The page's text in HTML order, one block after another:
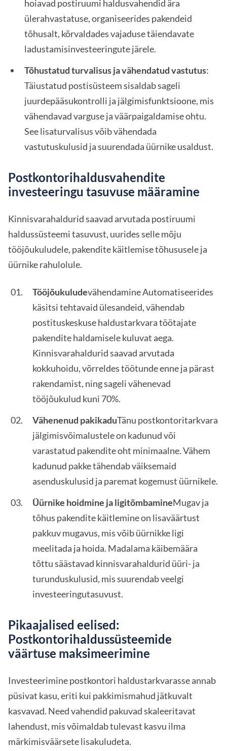
hoiavad postiruumi haldusvahendid ära
ülerahvastatuse, organiseerides pakendeid
tõhusalt, kõrvaldades vajaduse täiendavate
ladustamisinvesteeringute järele.
Tõhustatud turvalisus ja vähendatud vastutus:
Täiustatud postisüsteem sisaldab sageli
juurdepääsukontrolli ja jälgimisfunktsioone, mis
vähendavad varguse ja väärpaigaldamise ohtu.
See lisaturvalisus võib vähendada
vastutuskulusid ja suurendada üürnike usaldust.
Postkontorihaldusvahendite
investeeringu tasuvuse määramine
Kinnisvarahaldurid saavad arvutada postiruumi
haldussüsteemi tasuvust, uurides selle mõju
tööjõukuludele, pakendite käitlemise tõhususele ja
üürnike rahulolule.
Tööjõukuludevähendamine Automatiseerides
käsitsi tehtavaid ülesandeid, vähendab
postituskeskuse haldustarkvara töötajate
pakendite haldamisele kuluvat aega.
Kinnisvarahaldurid saavad arvutada
kokkuhoidu, võrreldes töötunde enne ja pärast
rakendamist, ning sageli vähenevad
tööjõukulud kuni 70%.
Vähenenud pakikaduTänu postkontoritarkvara
jälgimisvõimalustele on kadunud või
varastatud pakendite oht minimaalne. Vähem
kadunud pakke tähendab väiksemaid
asenduskulusid ja paremat kogemust üürnikele.
Üürnike hoidmine ja ligitõmbamineMugav ja
tõhus pakendite käitlemine on lisaväärtust
pakkuv mugavus, mis võib üürnikke ligi
meelitada ja hoida. Madalama käibemäära
tõttu säästavad kinnisvarahaldurid üüri- ja
turunduskulusid, mis suurendab veelgi
investeeringutasuvust.
Pikaajalised eelised:
Postkontorihaldussüsteemide
väärtuse maksimeerimine
Investeerimine postkontori haldustarkvarasse annab
püsivat kasu, eriti kui pakkimismahud jätkuvalt
kasvavad. Need vahendid pakuvad skaleeritavat
lahendust, mis võimaldab tulevast kasvu ilma
märkimisväärsete lisakuludeta.